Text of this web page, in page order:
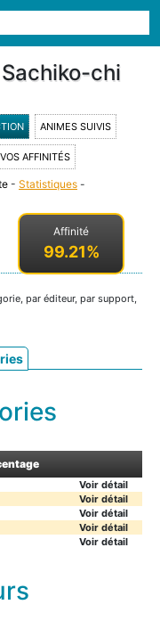
chi
ANIMES SUIVIS
VOS AFFINITÉS
Affinité
99.21%
- Statistiques -
par éditeur, par support,
Voir détail
Voir détail
Voir détail
Voir détail
Voir détail